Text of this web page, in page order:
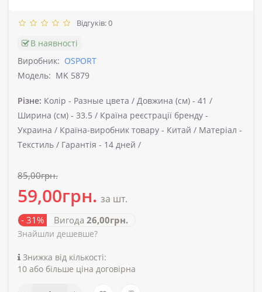
Відгуків: 0
В наявності
Виробник: OSPORT
Модель: MK 5879
Різне: Колір - Разные цвета / Довжина (см) - 41 /
Ширина (см) - 33.5 / Країна реєстрації бренду -
Украина / Країна-виробник товару - Китай / Матеріал -
Текстиль / Гарантія - 14 дней /
85,00грн.
59,00грн. за шт.
- 31% Вигода 26,00грн.
Знайшли дешевше?
Знижка від кількості:
10 або більше ціна договірна